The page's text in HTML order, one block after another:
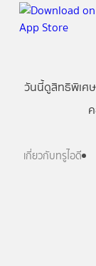
วันนี้ดูสิทธิพิเศษ
เกี่ยวกับทรูไอดี